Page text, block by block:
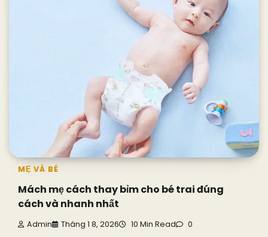
MẸ VÀ BÉ
Mách mẹ cách thay bỉm cho bé trai đúng
cách và nhanh nhất
Admin Tháng 1 8, 2026 10 Min Read 0